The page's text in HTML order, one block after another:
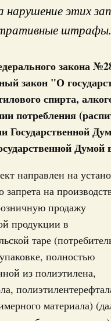
нарушение этих
штрафы.
закона
закон "О
спирта,
потребления
Государственной
Думой
направлен на
запрета на
продажу
продукции в
таре
полностью
из полиэтилена,
материала)
ноября 2019, пятница
в Госдуму
порядка
модели предоставления
упростить
юридически
2019, понедельник
Регулирование
в Госдуму
торговле